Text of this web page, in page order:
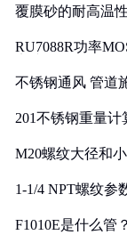
覆膜砂的耐高温
RU7088R功率
不锈钢通风 管道
201不锈钢重量计
M20螺纹大径和
1-1/4 NPT螺纹参
F1010E是什么管